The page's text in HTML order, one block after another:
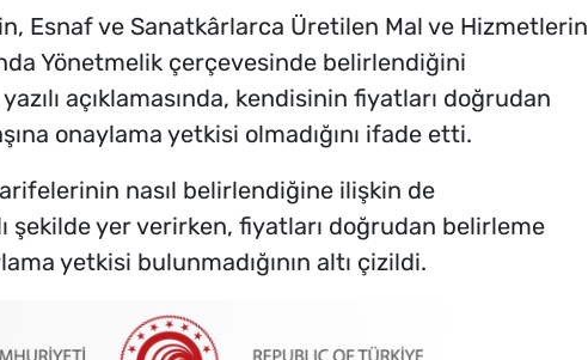
Esnaf ve Sanatkârlarca Üretilen Mal ve Hizmetlerin
Yönetmelik çerçevesinde belirlendiğini
açıklamasında, kendisinin fiyatları doğrudan
onaylama yetkisi olmadığını ifade etti.
nasıl belirlendiğine ilişkin de
şekilde yer verirken, fiyatları doğrudan belirleme
yetkisi bulunmadığının altı çizildi.